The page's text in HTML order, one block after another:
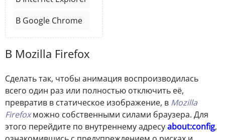
В Google Chrome
В Mozilla Firefox
Сделать так, чтобы анимация воспроизводилась
всего один раз или полностью отключить её,
превратив в статическое изображение, в Mozilla
Firefoxможно собственными силами браузера. Для
этого перейдите по внутреннему адресуabout:config,